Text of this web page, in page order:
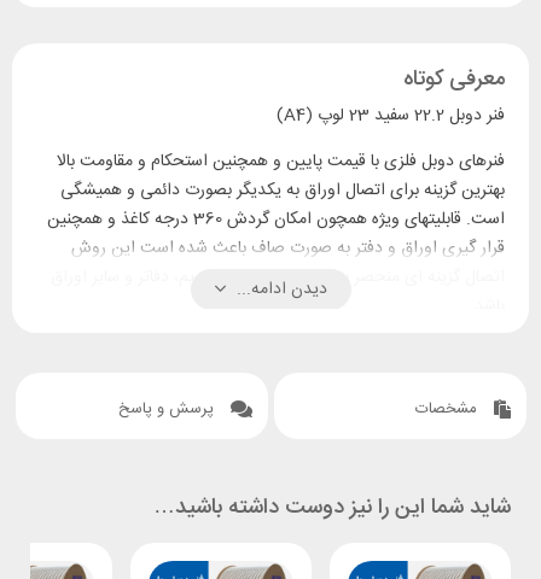
معرفی کوتاه
فنر دوبل 22.2 سفید 23 لوپ (A4)
فنرهای دوبل فلزی با قیمت پایین و همچنین استحکام و مقاومت بالا
بهترین گزینه برای اتصال اوراق به یکدیگر بصورت دائمی و همیشگی
است. قابلیتهای ویژه همچون امکان گردش 360 درجه کاغذ و همچنین
قرار گیری اوراق و دفتر به صورت صاف باعث شده است این روش
اتصال گزینه ای منحصر به فرد برای صحافی تقویم، دفاتر و سایر اوراق
جزوات آموزشی
جزوات کمک
دفاتر تمرین
دیدن ادامه...
مشخصات پرسش و پاسخ
شاید شما این را نیز دوست داشته باشید…